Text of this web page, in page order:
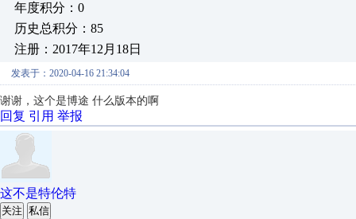
年度积分：0
历史总积分：85
注册：2017年12月18日
发表于：2020-04-16 21:34:04
谢谢，这个是博途 什么版本的啊
回复 引用 举报
这不是特伦特
关注 私信